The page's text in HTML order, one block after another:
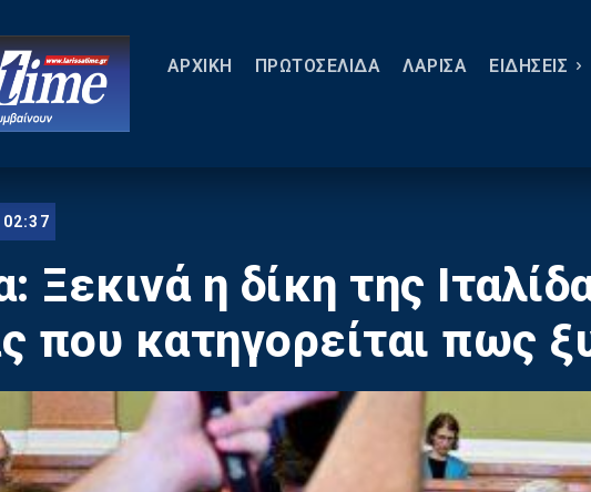
ΑΡΧΙΚΗ ΠΡΩΤΟΣΕΛΙΔΑ ΛΑΡΙΣΑ ΕΙΔΗΣΕΙΣ
Ξεκινά η δίκη της
που κατηγορείται πως